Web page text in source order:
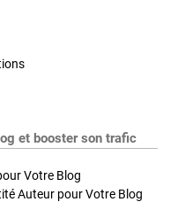
et booster son trafic
Votre Blog
Auteur pour Votre Blog